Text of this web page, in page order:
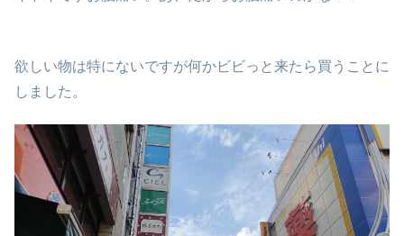
欲しい物は特にないですが何かビビっと来たら買うことに
しました。